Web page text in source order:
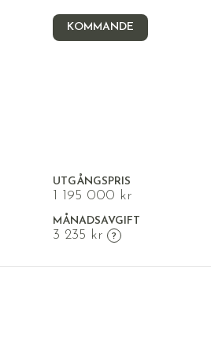
KOMMANDE
UTGÅNGSPRIS
1 195 000 kr
MÅNADSAVGIFT
3 235 kr